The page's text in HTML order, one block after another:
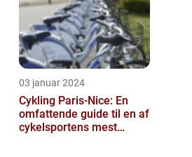
03 januar 2024
Cykling Paris-Nice: En
omfattende guide til en af
cykelsportens mest